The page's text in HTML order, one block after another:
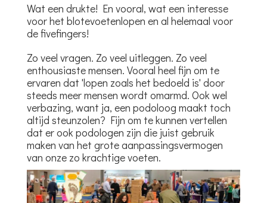
Wat een drukte! En vooral, wat een interesse
voor het blotevoetenlopen en al helemaal voor
de fivefingers!
Zo veel vragen. Zo veel uitleggen. Zo veel
enthousiaste mensen. Vooral heel fijn om te
ervaren dat 'lopen zoals het bedoeld is' door
steeds meer mensen wordt omarmd. Ook wel
verbazing, want ja, een podoloog maakt toch
altijd steunzolen? Fijn om te kunnen vertellen
dat er ook podologen zijn die juist gebruik
maken van het grote aanpassingsvermogen
van onze zo krachtige voeten.